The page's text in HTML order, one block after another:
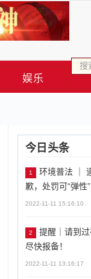
娱乐
今日头条
1
环境普法 ｜
歉，处罚可“弹性”
2022-11-11 15:16:10
2
提醒｜请到
尽快报备！
2022-11-11 13:16:17